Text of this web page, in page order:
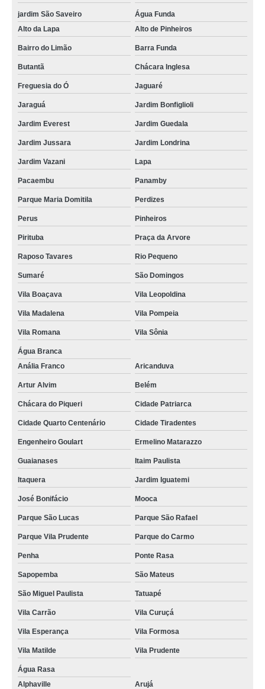
jardim São Saveiro
Água Funda
Alto da Lapa
Alto de Pinheiros
Bairro do Limão Barra Funda
Butantã Chácara Inglesa
Freguesia do Ó Jaguaré
Jaraguá Jardim Bonfiglioli
Jardim Everest Jardim Guedala
Jardim Jussara Jardim Londrina
Jardim Vazani Lapa
Pacaembu Panamby
Parque Maria Domitila Perdizes
Perus Pinheiros
Pirituba Praça da Arvore
Raposo Tavares Rio Pequeno
Sumaré São Domingos
Vila Boaçava Vila Leopoldina
Vila Madalena Vila Pompeia
Vila Romana Vila Sônia
Água Branca
Anália Franco
Aricanduva
Artur Alvim Belém
Chácara do Piqueri Cidade Patriarca
Cidade Quarto Centenário Cidade Tiradentes
Engenheiro Goulart Ermelino Matarazzo
Guaianases Itaim Paulista
Itaquera Jardim Iguatemi
José Bonifácio Mooca
Parque São Lucas Parque São Rafael
Parque Vila Prudente Parque do Carmo
Penha Ponte Rasa
Sapopemba São Mateus
São Miguel Paulista Tatuapé
Vila Carrão Vila Curuçá
Vila Esperança Vila Formosa
Vila Matilde Vila Prudente
Água Rasa
Alphaville
Arujá